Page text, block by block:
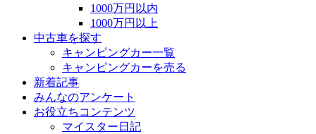
1000万円以内
1000万円以上
中古車を探す
キャンピングカー一覧
キャンピングカーを売る
新着記事
みんなのアンケート
お役立ちコンテンツ
マイスター日記